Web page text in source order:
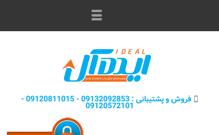
فروش و پشتيبانی : 09132092853 - 09120811015 -
09120572101